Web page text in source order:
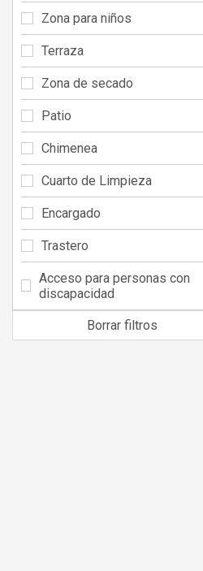
Zona para niños
Terraza
Zona de secado
Patio
Chimenea
Cuarto de Limpieza
Encargado
Trastero
Acceso para personas con
discapacidad
Borrar filtros